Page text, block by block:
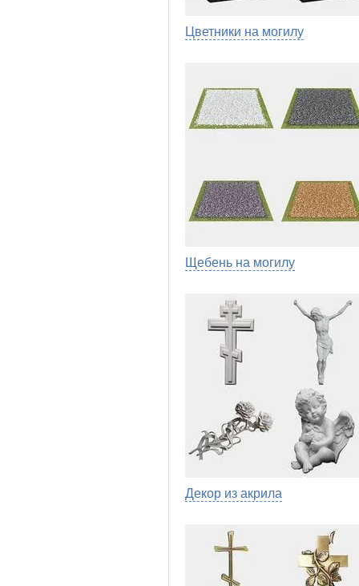
Цветники на могилу
Щебень на могилу
Декор из акрила